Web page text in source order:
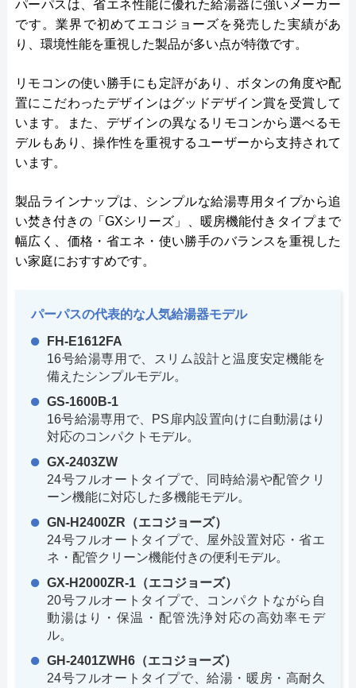
パーパスは、省エネ性能に優れた給湯器に強いメーカー
です。業界で初めてエコジョーズを発売した実績があ
り、環境性能を重視した製品が多い点が特徴です。
リモコンの使い勝手にも定評があり、ボタンの角度や配
置にこだわったデザインはグッドデザイン賞を受賞して
います。また、デザインの異なるリモコンから選べるモ
デルもあり、操作性を重視するユーザーから支持されて
います。
製品ラインナップは、シンプルな給湯専用タイプから追
い焚き付きの「GXシリーズ」、暖房機能付きタイプまで
幅広く、価格・省エネ・使い勝手のバランスを重視した
い家庭におすすめです。
パーパスの代表的な人気給湯器モデル
FH-E1612FA
16号給湯専用で、スリム設計と温度安定機能を
備えたシンプルモデル。
GS-1600B-1
16号給湯専用で、PS扉内設置向けに自動湯はり
対応のコンパクトモデル。
GX-2403ZW
24号フルオートタイプで、同時給湯や配管クリ
ーン機能に対応した多機能モデル。
GN-H2400ZR（エコジョーズ）
24号フルオートタイプで、屋外設置対応・省エ
ネ・配管クリーン機能付きの便利モデル。
GX-H2000ZR-1（エコジョーズ）
20号フルオートタイプで、コンパクトながら自
動湯はり・保温・配管洗浄対応の高効率モデ
ル。
GH-2401ZWH6（エコジョーズ）
24号フルオートタイプで、給湯・暖房・高耐久